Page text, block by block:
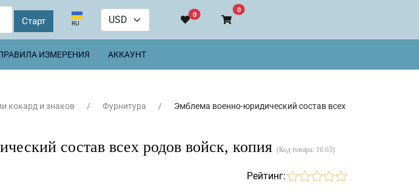
Выберите язык
RU
0
0В корзину
ИЗМЕРЕНИЯ АККАУНТ
кокард и знаков Фурнитура
Эмблема военно-юридический состав всех
состав всех родов войск, копия (Код товара: 16.63)
Рейтинг: